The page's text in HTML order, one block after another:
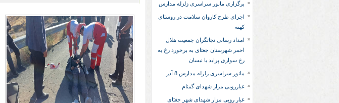
برگزاری مانور سراسری زلزله مدارس
اجرای طرح کاروان سلامت در روستای
کهنه
امداد رسانی نجاتگران جمعیت هلال
احمر شهرستان جغتای به برخورد رخ به
رخ سواری پراید با نیسان
مانور سراسری زلزله مدارس 8 آذر
غبارروبی مزار شهدای گمنام
غبار روبی مزار شهدای شهر جغتای